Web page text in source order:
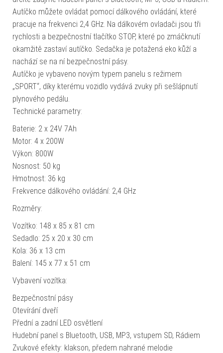
Autíčko můžete ovládat pomocí dálkového ovládání, které
pracuje na frekvenci 2,4 GHz. Na dálkovém ovladači jsou tři
rychlosti a bezpečnostní tlačítko STOP, které po zmáčknutí
okamžitě zastaví autíčko. Sedačka je potažená eko kůží a
nachází se na ní bezpečnostní pásy.
Autíčko je vybaveno novým typem panelu s režimem
„SPORT“, díky kterému vozidlo vydává zvuky při sešlápnutí
plynového pedálu.
Technické parametry:
Baterie: 2 x 24V 7Ah
Motor: 4 x 200W
Výkon: 800W
Nosnost: 50 kg
Hmotnost: 36 kg
Frekvence dálkového ovládání: 2,4 GHz
Rozměry:
Vozítko: 148 x 85 x 81 cm
Sedadlo: 25 x 20 x 30 cm
Kola: 36 x 13 cm
Balení: 145 x 77 x 51 cm
Vybavení vozítka:
Bezpečnostní pásy
Otevírání dveří
Přední a zadní LED osvětlení
Hudební panel s Bluetooth, USB, MP3, vstupem SD, Rádiem
Zvukové efekty: klakson, předem nahrané melodie